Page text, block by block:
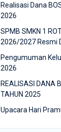
Realisasi Dana
2026
SPMB SMKN 1
2026/2027 Resmi
Pengumuman
2026
REALISASI DANA
TAHUN 2025
Upacara Hari